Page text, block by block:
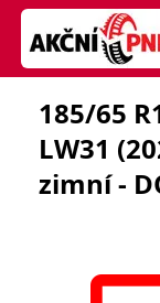
185/65
LW31
zimní -